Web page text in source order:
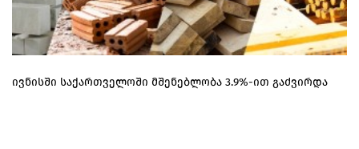
ივნისში საქართველოში მშენებლობა 3.9%-ით გაძვირდა